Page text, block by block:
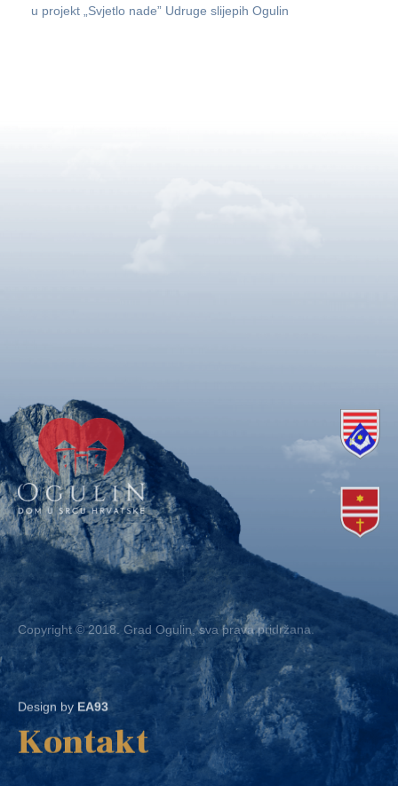
u projekt „Svjetlo nade” Udruge slijepih Ogulin
Copyright © 2018. Grad Ogulin, sva prava pridržana.
Design byEA93
Kontakt